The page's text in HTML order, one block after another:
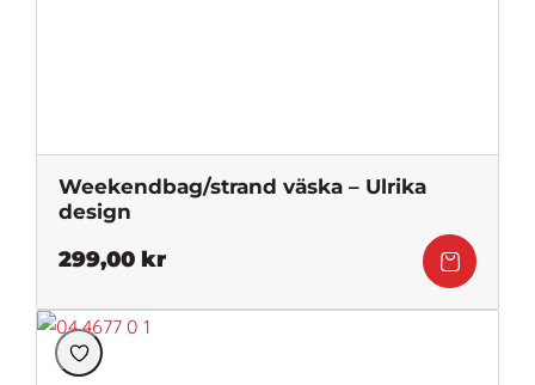
Weekendbag/strand väska – Ulrika
design
299,00 kr